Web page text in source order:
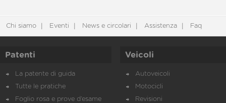
Chi siamo Eventi News e circolari Assistenza Faq
Patenti
La patente di guida
Tutte le pratiche
Foglio rosa e prove d’esame
Veicoli
Autoveicoli
Motocicli
Revisioni